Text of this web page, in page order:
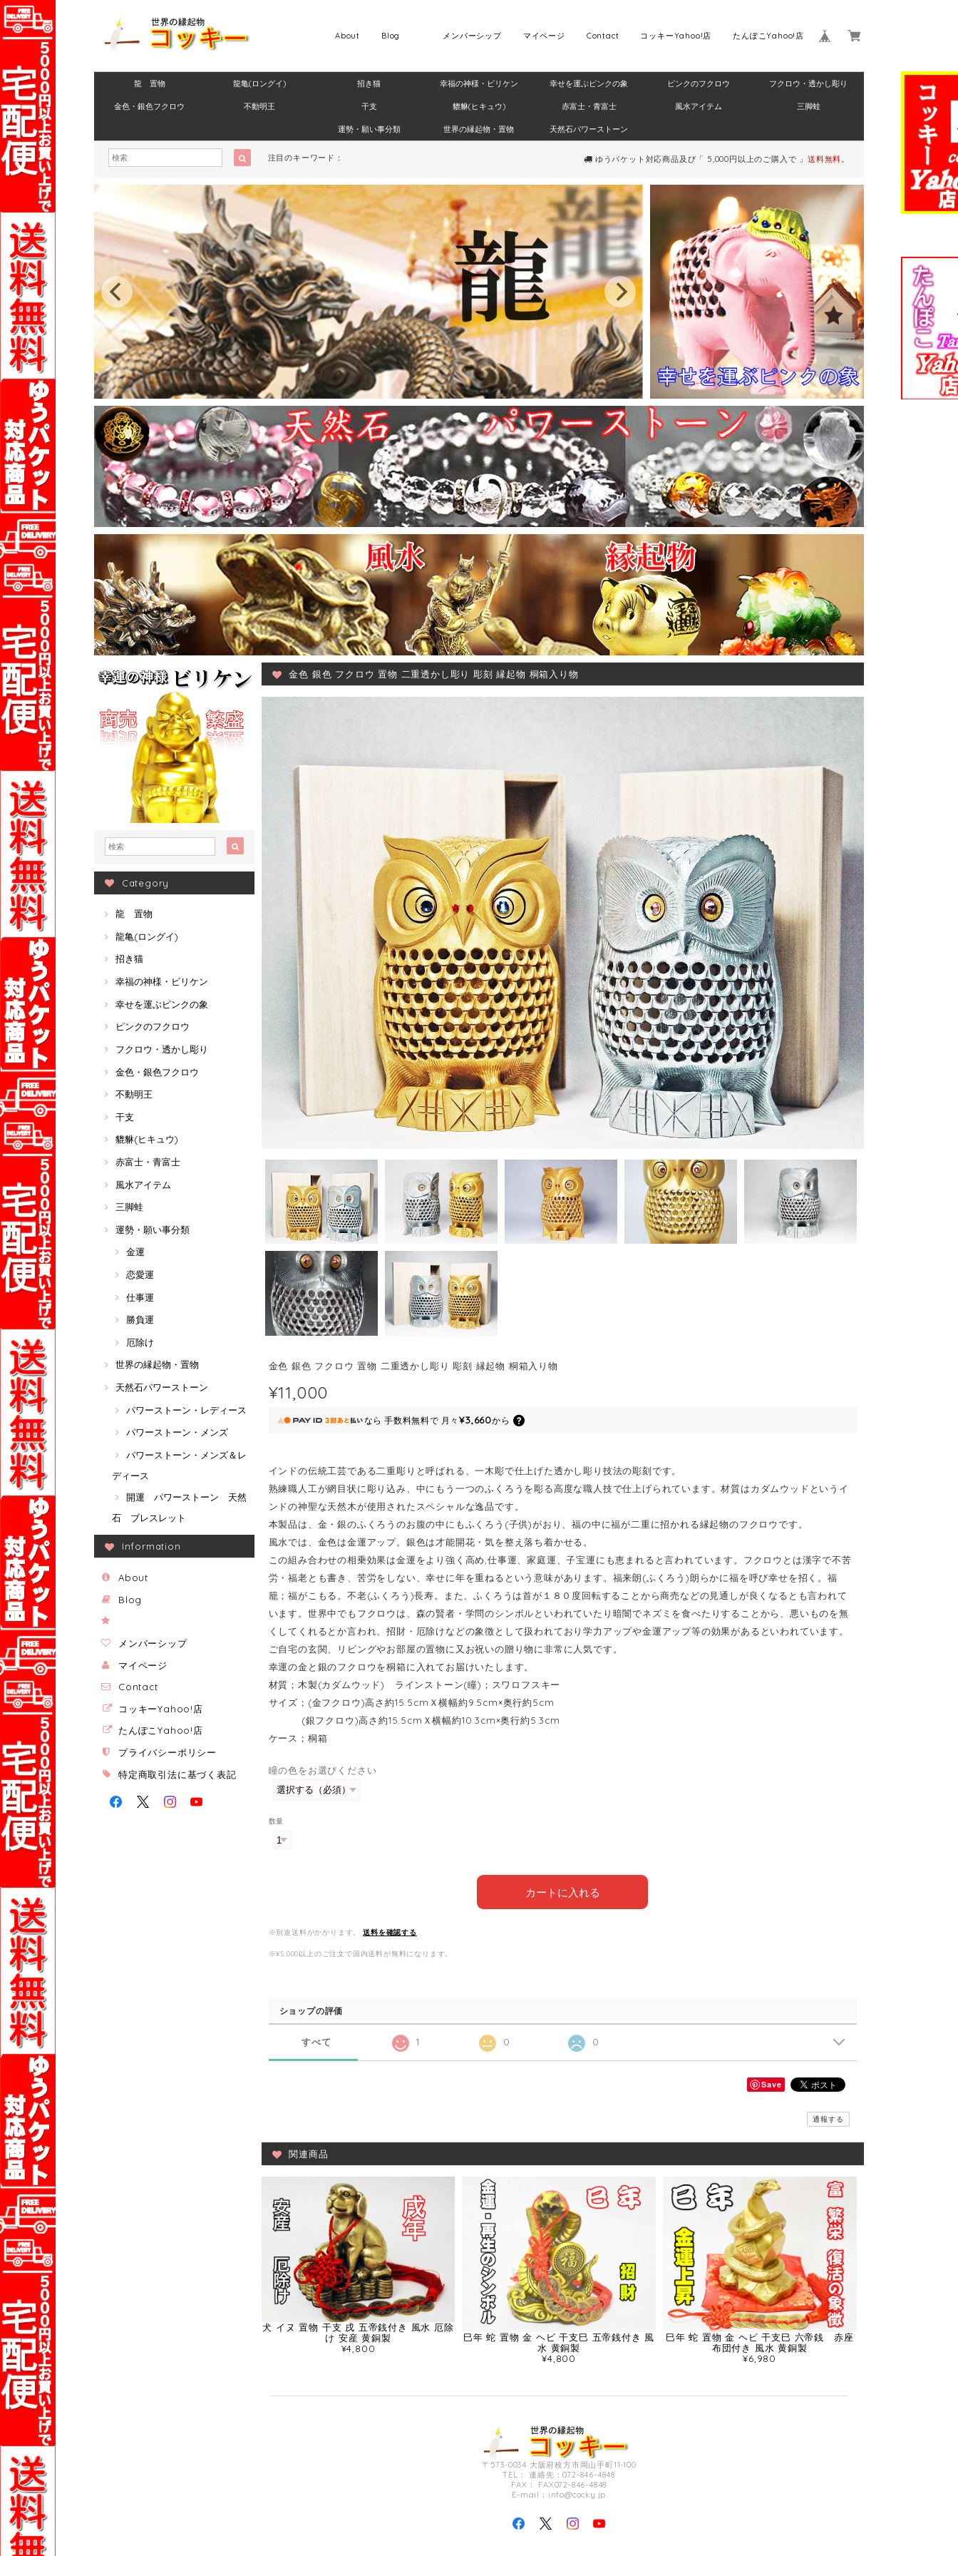
たんぽこYahoo!店
コッキーYahoo!店
Contact
マイページ
メンバーシップ
Blog
About
Home
龍 置物 龍亀(ロングイ) 招き猫 幸福の神様・ビリケン 幸せを運ぶピンクの象 ピンクのフクロウ フクロウ・透かし彫り
金色・銀色フクロウ 不動明王 干支 貔貅(ヒキュウ) 赤富士・青富士 風水アイテム 三脚蛙
運勢・願い事分類 世界の縁起物・置物 天然石パワーストーン
注目のキーワード： ゆうパケット対応商品及び「 5,000円以上のご購入で 」 送料無料。
Category
龍 置物
龍亀(ロングイ)
招き猫
幸福の神様・ビリケン
幸せを運ぶピンクの象
ピンクのフクロウ
フクロウ・透かし彫り
金色・銀色フクロウ
不動明王
干支
貔貅(ヒキュウ)
赤富士・青富士
風水アイテム
三脚蛙
運勢・願い事分類
金運
恋愛運
仕事運
勝負運
厄除け
世界の縁起物・置物
天然石パワーストーン
パワーストーン・レディース
パワーストーン・メンズ
パワーストーン・メンズ＆レ
ディース
開運 パワーストーン 天然
石 ブレスレット
Information
About
Blog
メンバーシップ
マイページ
Contact
コッキーYahoo!店
たんぽこYahoo!店
プライバシーポリシー
特定商取引法に基づく表記
金色 銀色 フクロウ 置物 二重透かし彫り 彫刻 縁起物 桐箱入り物
金色 銀色 フクロウ 置物 二重透かし彫り 彫刻 縁起物 桐箱入り物
¥11,000
なら 手数料無料で 月々¥3,660から
インドの伝統工芸である二重彫りと呼ばれる、一木彫で仕上げた透かし彫り技法の彫刻です。
熟練職人工が網目状に彫り込み、中にもう一つのふくろうを彫る高度な職人技で仕上げられています。材質はカダムウッドというイ
ンドの神聖な天然木が使用されたスペシャルな逸品です。
本製品は、金・銀のふくろうのお腹の中にもふくろう(子供)がおり、福の中に福が二重に招かれる縁起物のフクロウです。
風水では、金色は金運アップ。銀色は才能開花・気を整え落ち着かせる。
この組み合わせの相乗効果は金運をより強く高め,仕事運、家庭運、子宝運にも恵まれると言われています。フクロウとは漢字で不苦
労・福老とも書き、苦労をしない、幸せに年を重ねるという意味があります。福来朗(ふくろう)朗らかに福を呼び幸せを招く。福
籠；福がこもる。不老(ふくろう)長寿。また、ふくろうは首が１８０度回転することから商売などの見通しが良くなるとも言われて
います。世界中でもフクロウは、森の賢者・学問のシンボルといわれていたり暗闇でネズミを食べたりすることから、悪いものを無
くしてくれるとか言われ、招財・厄除けなどの象徴として扱われており学力アップや金運アップ等の効果があるといわれています。
ご自宅の玄関、リビングやお部屋の置物に又お祝いの贈り物に非常に人気です。
幸運の金と銀のフクロウを桐箱に入れてお届けいたします。
材質；木製(カダムウッド) ラインストーン(瞳)；スワロフスキー
サイズ；(金フクロウ)高さ約15.5cmＸ横幅約9.5cm×奥行約5cm
(銀フクロウ)高さ約15.5cmＸ横幅約10.3cm×奥行約5.3cm
ケース；桐箱
瞳の色をお選びください
数量
カートに入れる
※別途送料がかかります。 送料を確認する
※¥5,000以上のご注文で国内送料が無料になります。
ショップの評価
すべて 1 0 0
Save
通報する
関連商品
犬 イヌ 置物 干支 戌 五帝銭付き 風水 厄除
け 安産 黄銅製
¥4,800
巳年 蛇 置物 金 ヘビ 干支巳 五帝銭付き 風
水 黄銅製
¥4,800
巳年 蛇 置物 金 ヘビ 干支巳 六帝銭 赤座
布団付き 風水 黄銅製
¥6,980
〒573-0034 大阪府枚方市岡山手町11-100
TEL： 連絡先：072-846-4848
FAX： FAX072-846-4848
E-mail： info@cocky.jp